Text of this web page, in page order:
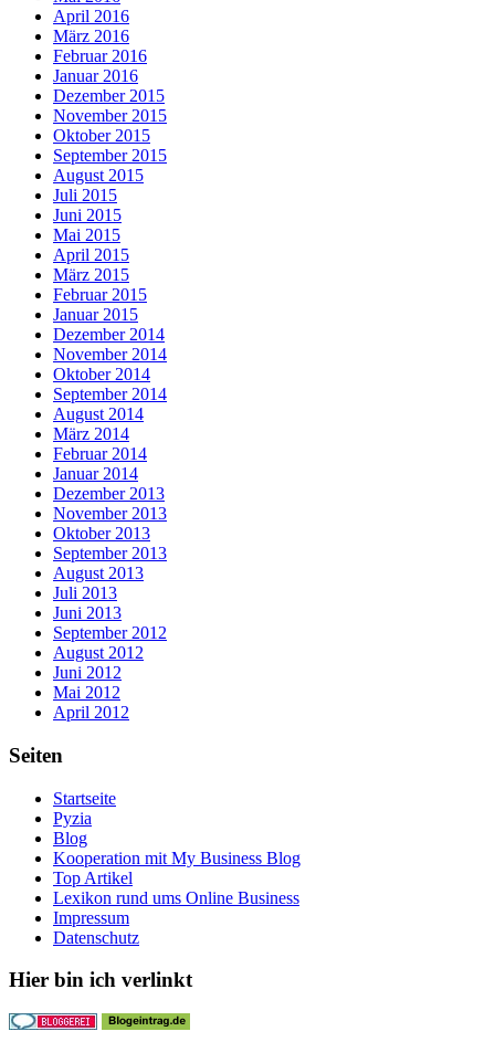
April 2016
März 2016
Februar 2016
Januar 2016
Dezember 2015
November 2015
Oktober 2015
September 2015
August 2015
Juli 2015
Juni 2015
Mai 2015
April 2015
März 2015
Februar 2015
Januar 2015
Dezember 2014
November 2014
Oktober 2014
September 2014
August 2014
März 2014
Februar 2014
Januar 2014
Dezember 2013
November 2013
Oktober 2013
September 2013
August 2013
Juli 2013
Juni 2013
September 2012
August 2012
Juni 2012
Mai 2012
April 2012
Seiten
Startseite
Pyzia
Blog
Kooperation mit My Business Blog
Top Artikel
Lexikon rund ums Online Business
Impressum
Datenschutz
Hier bin ich verlinkt